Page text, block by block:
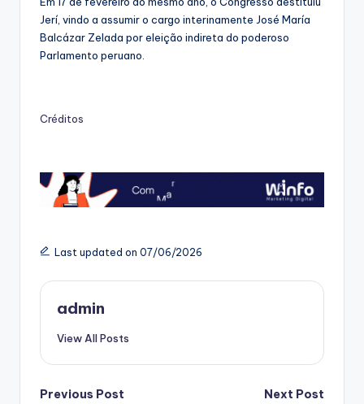
Jerí, vindo a assumir o cargo interinamente José María
Balcázar Zelada por eleição indireta do poderoso
Parlamento peruano.
Créditos
Last updated on 07/06/2026
admin
View All Posts
Previous Post Next Post